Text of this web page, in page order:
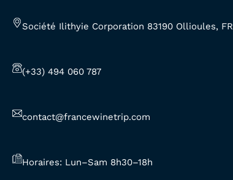
Société Ilithyie Corporation 83190 Ollioules,
(+33) 494 060 787
contact@francewinetrip.com
Horaires: Lun–Sam 8h30–18h